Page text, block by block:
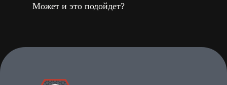
Может и это подойдет?